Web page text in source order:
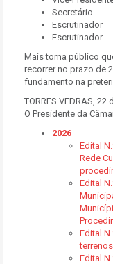
Secretário
Escrutinador
Escrutinador
Mais torna público
recorrer no prazo de
fundamento na
TORRES VEDRAS,
O Presidente da
2026
Edital
Rede
Edital
Edital
Edital